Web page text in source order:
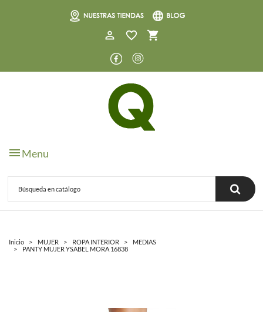
0
Menu
Inicio MUJER ROPA INTERIOR
MEDIAS
PANTY MUJER YSABEL MORA 16838